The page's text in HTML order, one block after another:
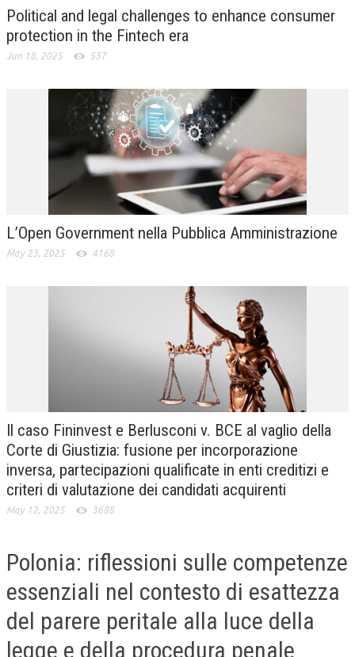
DIRITTO PENALE D’IMPRESA
DIRITTO DEL LAVORO
DIRITTO DEL WEB
DIRITTO DELLE IMPRESE IN CRISI
CRIMINOLOGIA E CRIMINALISTICA
SICUREZZA SUL LAVORO
DIRITTO TRIBUTARIO
PRASSI
AMMINISTRATIVA
TRIBUTARIA
COSTITUZIONALE
CIVILE
TRIBUTARIA
PENALE
Political and legal challenges to enhance consumer
protection in the Fintech era
Jun 18, 2025 537
L’Open Government nella Pubblica Amministrazione
May 23, 2025 4168
Il caso Fininvest e Berlusconi v. BCE al vaglio della
Corte di Giustizia: fusione per incorporazione
inversa, partecipazioni qualificate in enti creditizi e
criteri di valutazione dei candidati acquirenti
May 12, 2025 3688
Polonia: riflessioni sulle competenze
essenziali nel contesto di esattezza
del parere peritale alla luce della
legge e della procedura penale